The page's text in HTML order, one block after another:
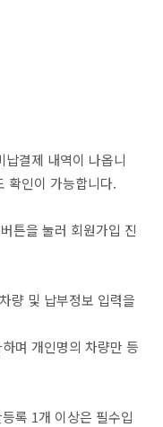
결제 내역이 나옵니
확인이 가능합니다.
튼을 눌러 회원가입 진
량 및 납부정보 입력을
며 개인명의 차량만 등
록 1개 이상은 필수입